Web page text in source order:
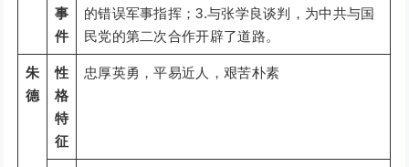
事
件
的错误军事指挥；3.与张学良谈判，为中共与国
民党的第二次合作开辟了道路。
朱
德
性
格
特
征
忠厚英勇，平易近人，艰苦朴素